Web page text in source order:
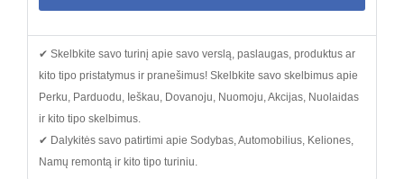
✔ Skelbkite savo turinį apie savo verslą, paslaugas, produktus ar
kito tipo pristatymus ir pranešimus! Skelbkite savo skelbimus apie
Perku, Parduodu, Ieškau, Dovanoju, Nuomoju, Akcijas, Nuolaidas
ir kito tipo skelbimus.
✔ Dalykitės savo patirtimi apie Sodybas, Automobilius, Keliones,
Namų remontą ir kito tipo turiniu.